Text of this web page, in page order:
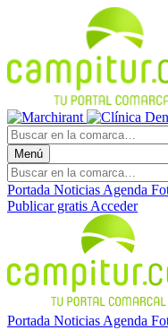
Menú
Portada Noticias Agenda
Publicar gratis Acceder
Portada Noticias Agenda